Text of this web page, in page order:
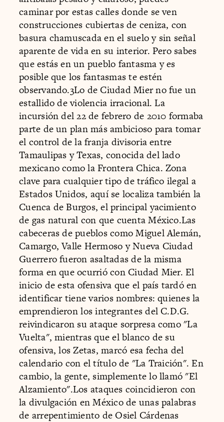
caminar por estas calles donde se ven
construcciones cubiertas de ceniza, con
basura chamuscada en el suelo y sin señal
aparente de vida en su interior. Pero sabes
que estás en un pueblo fantasma y es
posible que los fantasmas te estén
observando.3Lo de Ciudad Mier no fue un
estallido de violencia irracional. La
incursión del 22 de febrero de 2010 formaba
parte de un plan más ambicioso para tomar
el control de la franja divisoria entre
Tamaulipas y Texas, conocida del lado
mexicano como la Frontera Chica. Zona
clave para cualquier tipo de tráfico ilegal a
Estados Unidos, aquí se localiza también la
Cuenca de Burgos, el principal yacimiento
de gas natural con que cuenta México.Las
cabeceras de pueblos como Miguel Alemán,
Camargo, Valle Hermoso y Nueva Ciudad
Guerrero fueron asaltadas de la misma
forma en que ocurrió con Ciudad Mier. El
inicio de esta ofensiva que el país tardó en
identificar tiene varios nombres: quienes la
emprendieron los integrantes del C.D.G.
reivindicaron su ataque sorpresa como "La
Vuelta", mientras que el blanco de su
ofensiva, los Zetas, marcó esa fecha del
calendario con el título de "La Traición". En
cambio, la gente, simplemente lo llamó "El
Alzamiento".Los ataques coincidieron con
la divulgación en México de unas palabras
de arrepentimiento de Osiel Cárdenas